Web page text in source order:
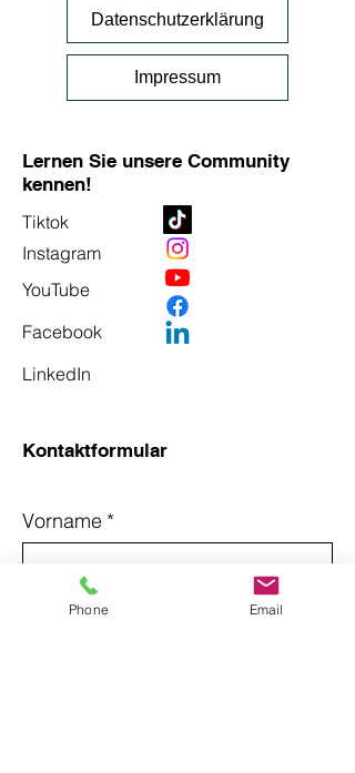
Datenschutzerklärung
Impressum
Lernen Sie unsere Community
kennen!
Tiktok
Instagram
YouTube
Facebook
LinkedIn
Kontaktformular
Vorname *
Nachname
Phone Email